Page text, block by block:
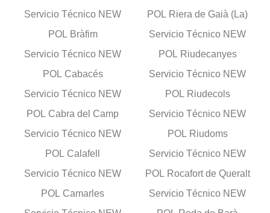
Servicio Técnico NEW
POL Bràfim
Servicio Técnico NEW
POL Cabacés
Servicio Técnico NEW
POL Cabra del Camp
Servicio Técnico NEW
POL Calafell
Servicio Técnico NEW
POL Camarles
POL Riera de Gaià (La)
Servicio Técnico NEW
POL Riudecanyes
Servicio Técnico NEW
POL Riudecols
Servicio Técnico NEW
POL Riudoms
Servicio Técnico NEW
POL Rocafort de Queralt
Servicio Técnico NEW